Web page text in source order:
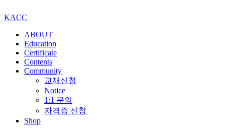
KACC
ABOUT
Education
Certificate
Contents
Community
교재신청
Notice
1:1 문의
자격증 신청
Shop